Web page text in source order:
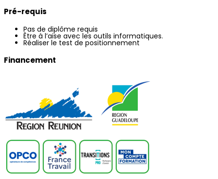
Pré-requis
Pas de diplôme requis
Être à l’aise avec les outils informatiques.
Réaliser le test de positionnement
Financement